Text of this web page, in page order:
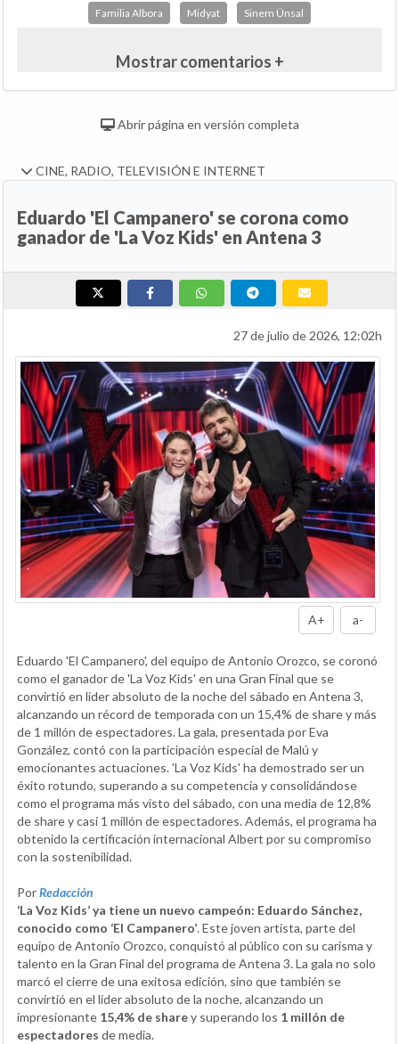
Familia Albora Midyat Sinem Ünsal
Mostrar comentarios +
Abrir página en versión completa
CINE, RADIO, TELEVISIÓN E INTERNET
Eduardo 'El Campanero' se corona como
ganador de 'La Voz Kids' en Antena 3
27 de julio de 2026, 12:02h
A+ a-
Eduardo 'El Campanero', del equipo de Antonio Orozco, se coronó
como el ganador de 'La Voz Kids' en una Gran Final que se
convirtió en líder absoluto de la noche del sábado en Antena 3,
alcanzando un récord de temporada con un 15,4% de share y más
de 1 millón de espectadores. La gala, presentada por Eva
González, contó con la participación especial de Malú y
emocionantes actuaciones. 'La Voz Kids' ha demostrado ser un
éxito rotundo, superando a su competencia y consolidándose
como el programa más visto del sábado, con una media de 12,8%
de share y casi 1 millón de espectadores. Además, el programa ha
obtenido la certificación internacional Albert por su compromiso
con la sostenibilidad.
PorRedacción
‘La Voz Kids’ ya tiene un nuevo campeón: Eduardo Sánchez,
conocido como ‘El Campanero’. Este joven artista, parte del
equipo de Antonio Orozco, conquistó al público con su carisma y
talento en la Gran Final del programa de Antena 3. La gala no solo
marcó el cierre de una exitosa edición, sino que también se
convirtió en el líder absoluto de la noche, alcanzando un
impresionante 15,4% de sharey superando los 1 millón de
espectadores de media.